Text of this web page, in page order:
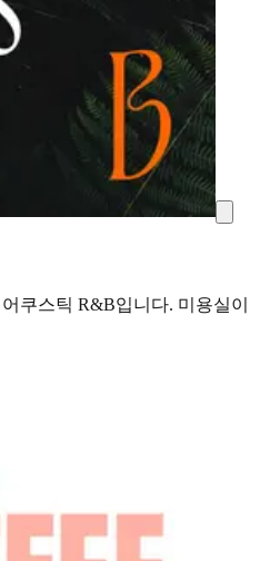
쿠스틱 R&B입니다. 미용실이